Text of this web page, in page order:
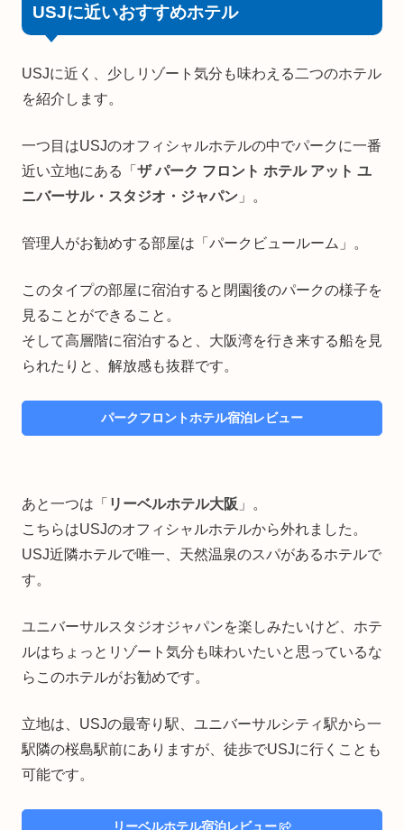
USJに近いおすすめホテル
USJに近く、少しリゾート気分も味わえる二つのホテル
を紹介します。
一つ目はUSJのオフィシャルホテルの中でパークに一番
近い立地にある「 ザ パーク フロント ホテル アット ユ
ニバーサル・スタジオ・ジャパン 」。
管理人がお勧めする部屋は「パークビュールーム」。
このタイプの部屋に宿泊すると閉園後のパークの様子を
見ることができること。
そして高層階に宿泊すると、大阪湾を行き来する船を見
られたりと、解放感も抜群です。
パークフロントホテル宿泊レビュー
あと一つは「 リーベルホテル大阪 」。
こちらはUSJのオフィシャルホテルから外れました。
USJ近隣ホテルで唯一、天然温泉のスパがあるホテルで
す。
ユニバーサルスタジオジャパンを楽しみたいけど、ホテ
ルはちょっとリゾート気分も味わいたいと思っているな
らこのホテルがお勧めです。
立地は、USJの最寄り駅、ユニバーサルシティ駅から一
駅隣の桜島駅前にありますが、徒歩でUSJに行くことも
可能です。
リーベルホテル宿泊レビュー